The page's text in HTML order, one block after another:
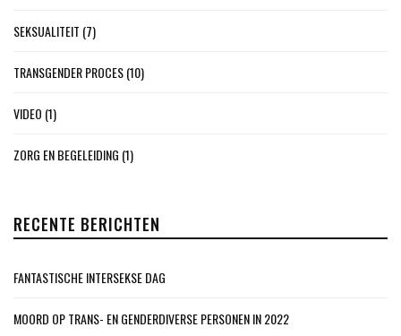
SEKSUALITEIT (7)
TRANSGENDER PROCES(10)
VIDEO (1)
ZORG EN BEGELEIDING (1)
RECENTE BERICHTEN
FANTASTISCHE INTERSEKSE DAG
MOORD OP TRANS- EN GENDERDIVERSE PERSONEN IN 2022